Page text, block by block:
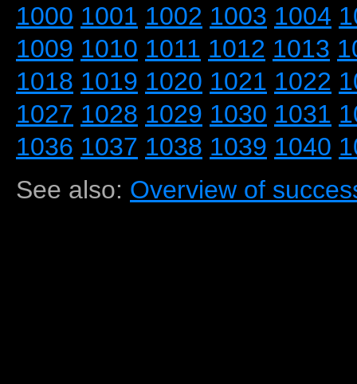
1000 1001 1002 1003 1004
1009 1010 1011 1012 1013
1018 1019 1020 1021 1022
1027 1028 1029 1030 1031
1036 1037 1038 1039 1040
See also: Overview of